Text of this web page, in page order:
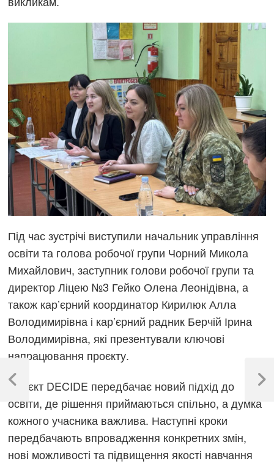
Під час зустрічі виступили начальник управління
освіти та голова робочої групи Чорний Микола
Михайлович, заступник голови робочої групи та
директор Ліцею №3 Гейко Олена Леонідівна, а
також кар’єрний координатор Кирилюк Алла
Володимирівна і кар’єрний радник Берчій Ірина
Володимирівна, які презентували ключові
напрацювання проєкту.
Проєкт DECIDE передбачає новий підхід до
освіти, де рішення приймаються спільно, а думка
кожного учасника важлива. Наступні кроки
передбачають впровадження конкретних змін,
нові можливості та підвищення якості навчання
Навігація
записів
Previous
Next